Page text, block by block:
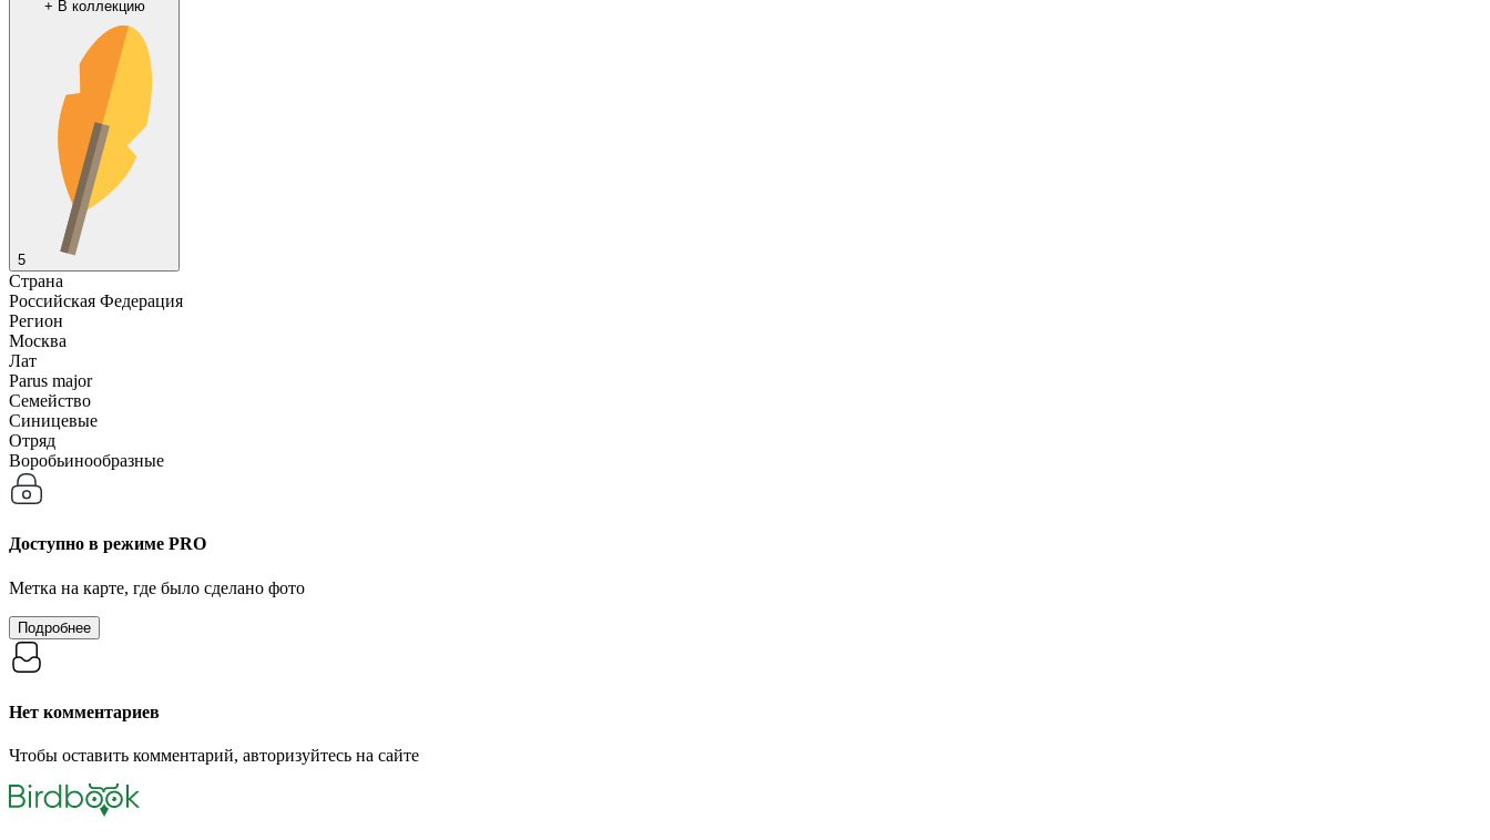
+ В коллекцию
5
Страна
Российская Федерация
Регион
Москва
Лат
Parus major
Семейство
Синицевые
Отряд
Воробьинообразные
Доступно в режиме PRO
Метка на карте, где было сделано фото
Подробнее
Нет комментариев
Чтобы оставить комментарий, авторизуйтесь на сайте